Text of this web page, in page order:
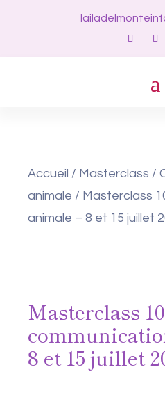
Accueil / Masterclass /
animale / Masterclass
animale – 8 et 15 juillet
Masterclass
8 et 15 juillet